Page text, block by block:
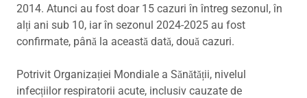
2014. Atunci au fost doar 15 cazuri în întreg sezonul, în
alți ani sub 10, iar în sezonul 2024-2025 au fost
confirmate, până la această dată, două cazuri.
Potrivit Organizației Mondiale a Sănătății, nivelul
infecțiilor respiratorii acute, inclusiv cauzate de